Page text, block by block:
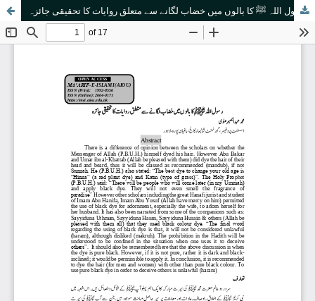
رسول اللہ ﷺ کا بالوں میں خضاب لگانے سے متعلق روایات کا تحقیقی جائزہ